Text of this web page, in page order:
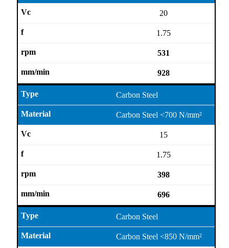
20
1.75
531
928
Carbon Steel
Carbon Steel <700 N/mm²
15
1.75
398
696
Carbon Steel
Carbon Steel <850 N/mm²